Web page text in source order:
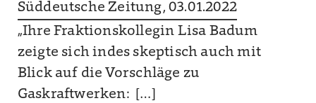
Süddeutsche Zeitung, 03.01.2022
„Ihre Fraktionskollegin Lisa Badum
zeigte sich indes skeptisch auch mit
Blick auf die Vorschläge zu
Gaskraftwerken: […]